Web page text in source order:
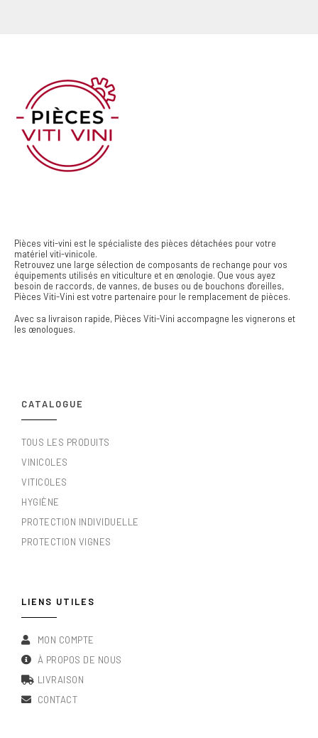
Pièces viti-vini est le spécialiste des pièces détachées pour votre
matériel viti-vinicole.
Retrouvez une large sélection de composants de rechange pour vos
équipements utilisés en viticulture et en œnologie. Que vous ayez
besoin de raccords, de vannes, de buses ou de bouchons d'oreilles,
Pièces Viti-Vini est votre partenaire pour le remplacement de pièces.
Avec sa livraison rapide, Pièces Viti-Vini accompagne les vignerons et
les œnologues.
CATALOGUE
TOUS LES PRODUITS
VINICOLES
VITICOLES
HYGIÈNE
PROTECTION INDIVIDUELLE
PROTECTION VIGNES
LIENS UTILES
MON COMPTE
À PROPOS DE NOUS
LIVRAISON
CONTACT